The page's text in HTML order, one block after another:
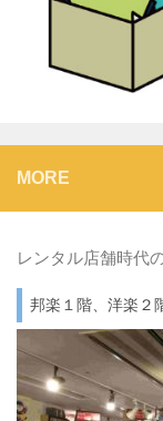
MORE
レンタル店舗時代
邦楽１階、洋楽２